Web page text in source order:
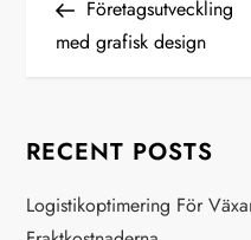
o
t
n
PostFöretagsutveckling
med grafisk design
RECENT POSTS
Logistikoptimering För